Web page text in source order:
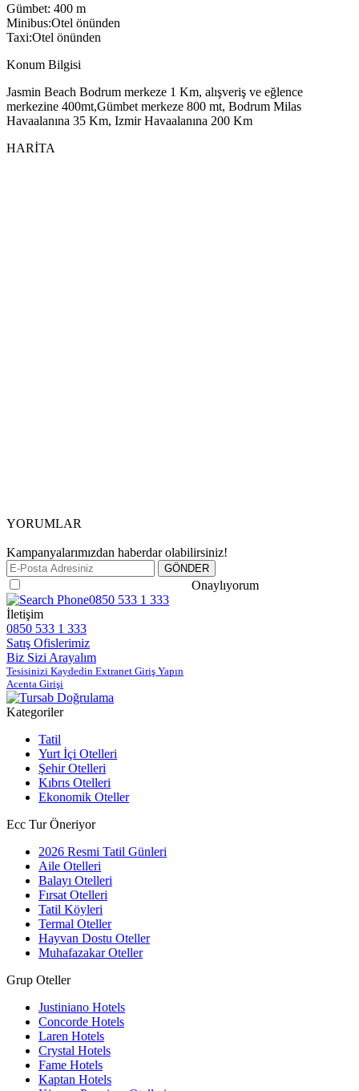
Gümbet: 400 m
Minibus:Otel önünden
Taxi:Otel önünden
Konum Bilgisi
Jasmin Beach Bodrum merkeze 1 Km, alışveriş ve eğlence
merkezine 400mt,Gümbet merkeze 800 mt, Bodrum Milas
Havaalanına 35 Km, Izmir Havaalanına 200 Km
HARİTA
YORUMLAR
Kampanyalarımızdan haberdar olabilirsiniz!
Onaylıyorum
0850 533 1 333
İletişim
0850 533 1 333
Satış Ofislerimiz
Biz Sizi Arayalım
Tesisinizi Kaydedin Extranet Giriş Yapın
Acenta Girişi
Kategoriler
Tatil
Yurt İçi Otelleri
Şehir Otelleri
Kıbrıs Otelleri
Ekonomik Oteller
Ecc Tur Öneriyor
2026 Resmi Tatil Günleri
Aile Otelleri
Balayı Otelleri
Fırsat Otelleri
Tatil Köyleri
Termal Oteller
Hayvan Dostu Oteller
Muhafazakar Oteller
Grup Oteller
Justiniano Hotels
Concorde Hotels
Laren Hotels
Crystal Hotels
Fame Hotels
Kaptan Hotels